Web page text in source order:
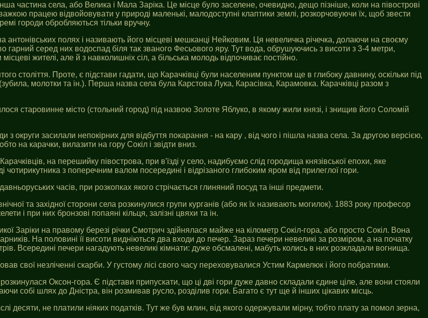
частина села, або Велика і Мала Заріка. Це місце було заселене, очевидно, дещо пізніше, коли на півострові
працею відвойовувати у природі маленькі, малодоступні клаптики землі, розкорчовуючи їх, щоб звести
городи обробляються тільки вручну.
антонівських полях і називають його місцеві мешканці Нейковим. Ця невеличка річечка, долаючи на своєму
гарний серед них водоспад біля так званого Фесьового яру. Тут вода, обрушуючись з висоти з 3-4 метри,
жителі, але й з навколишніх сіл, а більська молодь відпочиває постійно.
століття. Проте, є підстави гадати, що Карачківці були населеним пунктом ще в глибоку давнину, оскільки під
молотки та ін.). Перша назва села була Карстова Лука, Карасівка, Карамовка. Карачківці разом з
старовинне місто (стольний город) під назвою Золоте Яблуко, в якому жили князі, і знищив його Соломій
округи засилали непокірних для відбуття покарання - на кару , від чого і пішла назва села. За другою версією,
на карачки, вилазити на гору Сокіл і звідти вниз.
на перешийку півострова, при в'їзді у село, надибуємо слід городища князівської епохи, яке
чотирикутника з поперечним валом посередині і відрізаного глибоким яром від прилеглої гори.
часів, при розкопках якого стрічається глиняний посуд та інші предмети.
та західної сторони села розкинулися групи курганів (або як їх називають могилок). 1883 року професор
і при них бронзові попаяні кільця, залізні цвяхи та ін.
Заріки на правому березі річки Смотрич здійнялася майже на кілометр Сокіл-гора, або просто Сокіл. Вона
На половині її висоти видніються два входи до печер. Зараз печери невеликі за розміром, а на початку
Всередині печери нагадують невеликі кімнати: дуже обсмалені, мабуть колись в них розкладали вогнища.
свої незліченні скарби. У густому лісі свого часу переховувалися Устим Кармелюк і його побратими.
Оксон-гора. Є підстави припускати, що ці дві гори дуже давно складали єдине ціле, але вони стояли
собі шлях до Дністра, він розмивав русло, розділив гори. Багато є тут ще й інших цікавих місць.
десяти, не платили ніяких податків. Тут же був млин, від якого одержували мірну, тобто плату за помол зерна,